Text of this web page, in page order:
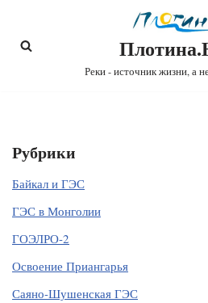
Перейти
Реки - источник жизни, а
Рубрики
Байкал и ГЭС
ГЭС в Монголии
ГОЭЛРО-2
Освоение Приангарья
Саяно-Шушенская ГЭС